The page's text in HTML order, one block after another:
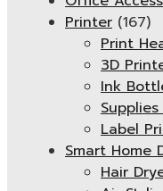
Printer (167)
Print
3D
Ink
Label
Smart Home
Hair